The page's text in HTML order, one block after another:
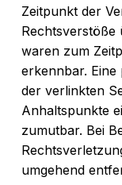
Zeitpunkt der
Rechtsverstöße
waren zum
erkennbar.
der verlinkten
Anhaltspunkte
zumutbar. Bei
umgehend